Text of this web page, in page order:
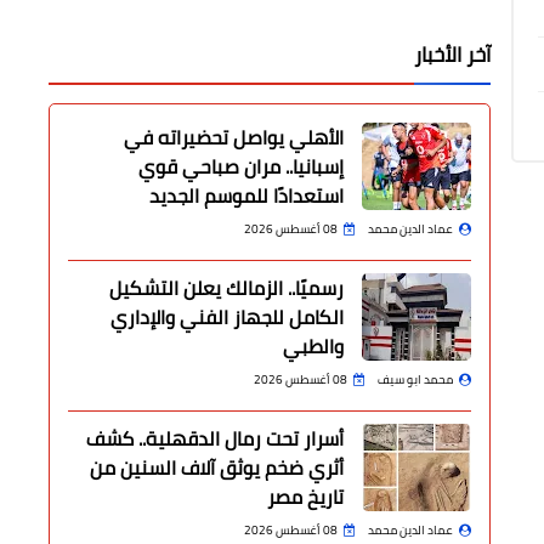
آخر الأخبار
الأهلي يواصل تحضيراته في
إسبانيا.. مران صباحي قوي
استعدادًا للموسم الجديد
عماد الدين محمد 08 أغسطس 2026
رسميًا.. الزمالك يعلن التشكيل
الكامل للجهاز الفني والإداري
والطبي
محمد ابو سيف 08 أغسطس 2026
أسرار تحت رمال الدقهلية.. كشف
أثري ضخم يوثق آلاف السنين من
تاريخ مصر
عماد الدين محمد 08 أغسطس 2026